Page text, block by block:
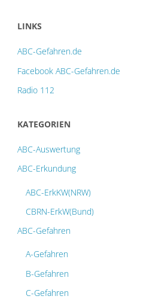
LINKS
ABC-Gefahren.de
Facebook ABC-Gefahren.de
Radio 112
KATEGORIEN
ABC-Auswertung
ABC-Erkundung
ABC-ErkKW(NRW)
CBRN-ErkW(Bund)
ABC-Gefahren
A-Gefahren
B-Gefahren
C-Gefahren